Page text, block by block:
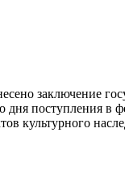
заключение
дня поступления в
культурного